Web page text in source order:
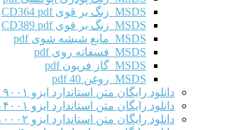
MSDS زنگ بر قوی CD364 pdf
MSDS زنگ بر قوی CD389 pdf
MSDS مایع شیشه شوی pdf
MSDS فسفاته روی pdf
MSDS گاز فریون pdf
MSDS روغن 40 pdf
دانلود رایگان متن استاندارد ایزو ۹۰۰۱ ویرایش ۲۰۱۵
دانلود رایگان متن استاندارد ایزو ۱۴۰۰۱ویرایش ۲۰۱۵
دانلود رایگان متن استاندارد ایزو ۱۰۰۰۲ویرایش ۲۰۱۸